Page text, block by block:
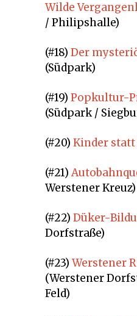
Wilde
/ Philipshalle)
(#18) Der
(Südpark)
(#19) Popkultur-
(Südpark /
(#20) Kinder
(#21)
Werstener Kreuz)
(#22) Düker-
Dorfstraße)
(#23) Werstener
(Werstener
Feld)